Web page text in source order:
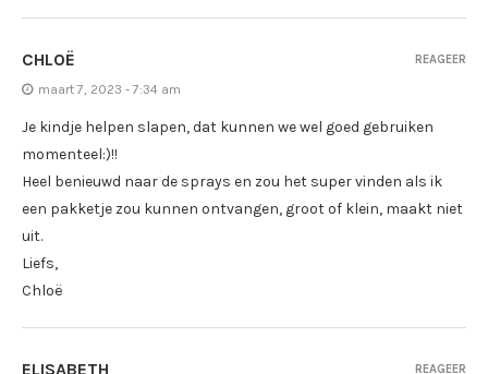
CHLOË
maart 7, 2023 - 7:34 am
Je kindje helpen slapen, dat kunnen we wel goed gebruiken
momenteel:)!!
Heel benieuwd naar de sprays en zou het super vinden als ik
een pakketje zou kunnen ontvangen, groot of klein, maakt niet
uit.
Liefs,
Chloë
REAGEER
ELISABETH REAGEER